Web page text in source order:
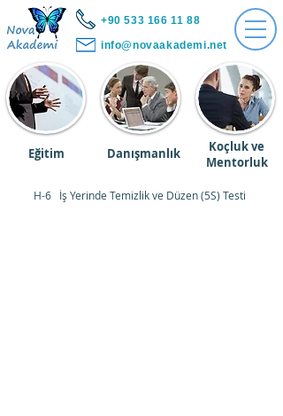
+90 533 166 11 88
info@novaakademi.net
Eğitim Danışmanlık
Koçluk ve
Mentorluk
H-6 İş Yerinde Temizlik ve Düzen (5S) Testi